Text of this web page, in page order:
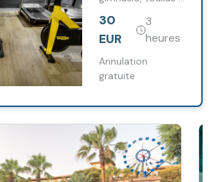
mantener tu
bienestar.
30
EUR
3
heures
Annulation
gratuite